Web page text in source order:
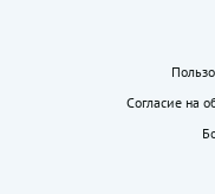
Согласие на